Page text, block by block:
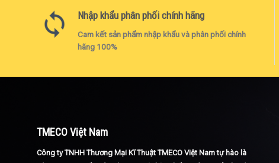
Nhập khẩu phân phối chính hãng
Cam kết sản phẩm nhập khẩu và phân phối chính
hãng 100%
TMECO Việt Nam
Công ty TNHH Thương Mại Kĩ Thuật TMECO Việt Nam tự hào là